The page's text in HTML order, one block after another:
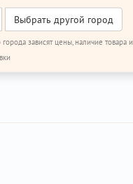
Выбрать другой город
зависят цены, наличие товара и
МНЕ